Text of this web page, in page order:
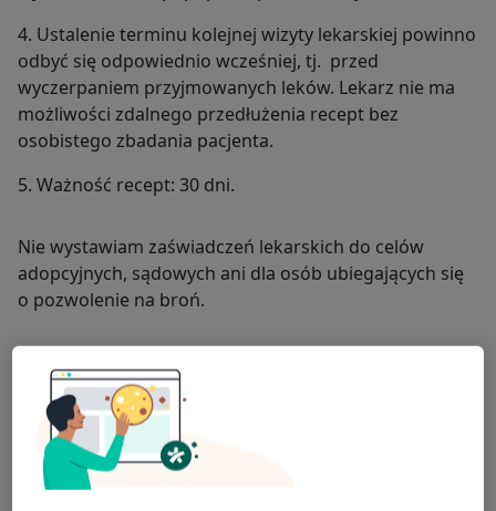
4. Ustalenie terminu kolejnej wizyty lekarskiej powinno
odbyć się odpowiednio wcześniej, tj. przed
wyczerpaniem przyjmowanych leków. Lekarz nie ma
możliwości zdalnego przedłużenia recept bez
osobistego zbadania pacjenta.
5. Ważność recept: 30 dni.
Nie wystawiam zaświadczeń lekarskich do celów
adopcyjnych, sądowych ani dla osób ubiegających się
o pozwolenie na broń.
więcejO mnie
Zakres porad
Psychiatria
Główne obszary pomocy